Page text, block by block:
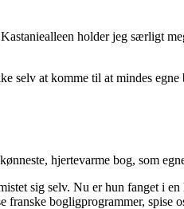
holder jeg særligt
selv at komme til at mindes
hjertevarme bog, som
sig selv. Nu er hun fanget i
bogligprogrammer, spise